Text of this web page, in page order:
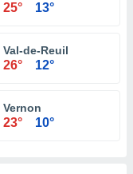
25° 13°
Val-de-Reuil
26° 12°
Vernon
23° 10°